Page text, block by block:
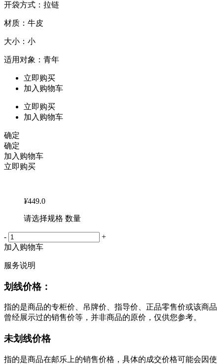
开袋方式：拉链
材质：牛皮
大小：小
适用对象：青年
立即购买
加入购物车
立即购买
加入购物车
确定
确定
加入购物车
立即购买
¥449.0
请选择规格 数量
-
+
加入购物车
服务说明
划线价格：
指的是商品的专柜价、吊牌价、指导价、正品零售价或该商品
曾经展示过的销售价等，并非商品的原价，仅供您参考。
未划线价格
指的是商品在邮乐上的销售价格，具体的成交价格可能会因使